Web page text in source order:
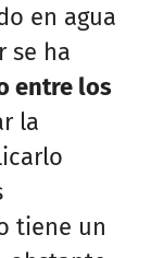
en agua
se ha
entre los
la
tiene un